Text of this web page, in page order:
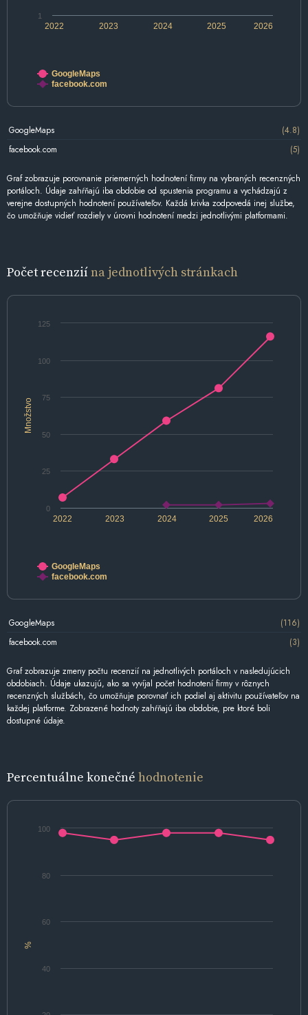
2022 2024 2026
2023 2025
1
GoogleMaps
facebook.com
GoogleMaps
(4.8)
facebook.com
(5)
Graf zobrazuje porovnanie priemerných hodnotení firmy na vybraných recenzných
portáloch. Údaje zahŕňajú iba obdobie od spustenia programu a vychádzajú z
verejne dostupných hodnotení používateľov. Každá krivka zodpovedá inej službe,
čo umožňuje vidieť rozdiely v úrovni hodnotení medzi jednotlivými platformami.
Počet recenziína jednotlivých stránkach
Množstvo
2022 2024 2026
2023 2025
0
25
50
75
100
125
GoogleMaps
facebook.com
GoogleMaps
(116)
facebook.com
(3)
Graf zobrazuje zmeny počtu recenzií na jednotlivých portáloch v nasledujúcich
obdobiach. Údaje ukazujú, ako sa vyvíjal počet hodnotení firmy v rôznych
recenzných službách, čo umožňuje porovnať ich podiel aj aktivitu používateľov na
každej platforme. Zobrazené hodnoty zahŕňajú iba obdobie, pre ktoré boli
dostupné údaje.
Percentuálne konečné hodnotenie
%
40
60
80
100